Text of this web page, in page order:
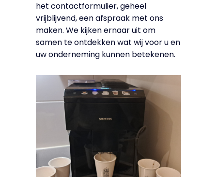
het contactformulier, geheel
vrijblijvend, een afspraak met ons
maken. We kijken ernaar uit om
samen te ontdekken wat wij voor u en
uw onderneming kunnen betekenen.